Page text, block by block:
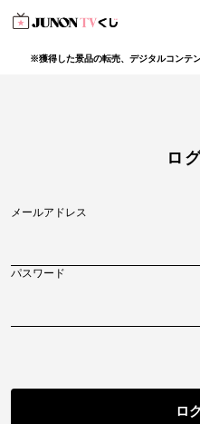
※獲得した景品の転売、デジタルコンテ
・当選権利は当選者ご本人のみ有効となりま
その他営利目的での転売は禁止しております。
ロ
メールアドレス
パスワード
ロ